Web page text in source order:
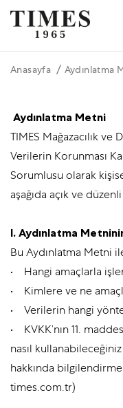
Anasayfa Aydınlatma
Aydınlatma Metni
TIMES Mağazacılık ve
Verilerin Korunması
Sorumlusu olarak
aşağıda açık ve
I. Aydınlatma
Bu Aydınlatma Metni
• Hangi amaçlarla
• Kimlere ve ne
• Verilerin hangi
• KVKK’nın 11.
nasıl kullanabileceğiniz
hakkında
times.com.tr)